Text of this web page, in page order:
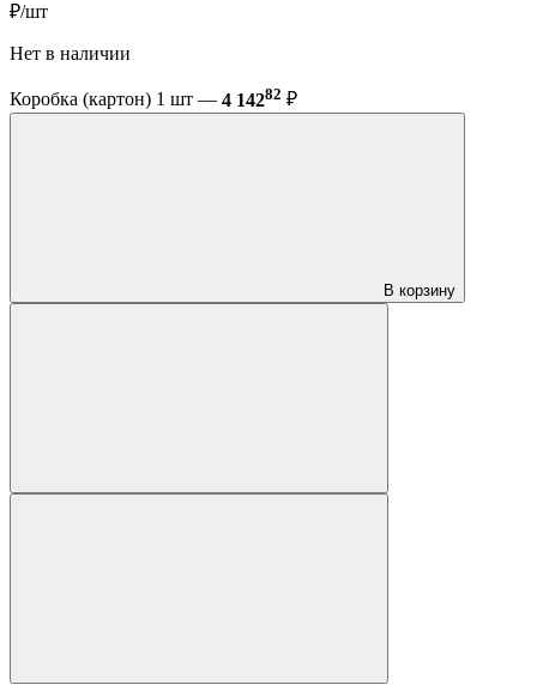
₽/шт
Нет в наличии
Коробка (картон) 1 шт — 4 14282 ₽
В корзину